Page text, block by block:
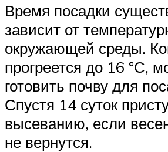
Время посадки
зависит от
окружающей среды.
прогреется до 16 °С,
готовить почву для
Спустя 14 суток
высеванию, если
не вернутся.